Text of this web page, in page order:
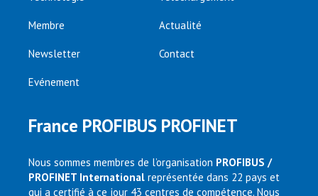
Membre Actualité
Newsletter Contact
Evénement
France PROFIBUS PROFINET
Nous sommes membres de l’organisation PROFIBUS /
PROFINET International représentée dans 22 pays et
qui a certifié à ce jour 43 centres de compétence. Nous